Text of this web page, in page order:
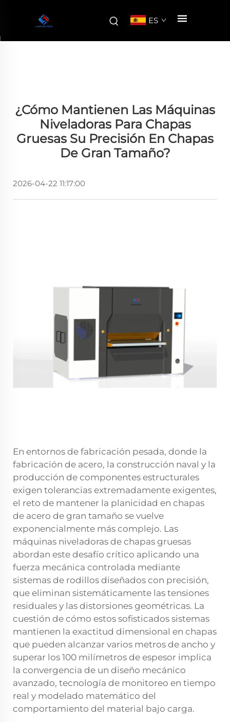
ES
¿Cómo Mantienen Las Máquinas
Niveladoras Para Chapas
Gruesas Su Precisión En Chapas
De Gran Tamaño?
2026-04-22 11:17:00
En entornos de fabricación pesada, donde la
fabricación de acero, la construcción naval y la
producción de componentes estructurales
exigen tolerancias extremadamente exigentes,
el reto de mantener la planicidad en chapas
de acero de gran tamaño se vuelve
exponencialmente más complejo. Las
máquinas niveladoras de chapas gruesas
abordan este desafío crítico aplicando una
fuerza mecánica controlada mediante
sistemas de rodillos diseñados con precisión,
que eliminan sistemáticamente las tensiones
residuales y las distorsiones geométricas. La
cuestión de cómo estos sofisticados sistemas
mantienen la exactitud dimensional en chapas
que pueden alcanzar varios metros de ancho y
superar los 100 milímetros de espesor implica
la convergencia de un diseño mecánico
avanzado, tecnología de monitoreo en tiempo
real y modelado matemático del
comportamiento del material bajo carga.